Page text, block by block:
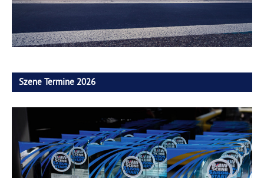
Szene Termine 2026